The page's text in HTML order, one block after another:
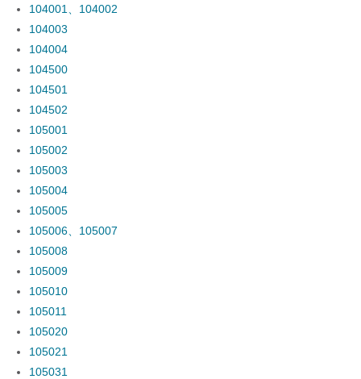
104001、104002
104003
104004
104500
104501
104502
105001
105002
105003
105004
105005
105006、105007
105008
105009
105010
105011
105020
105021
105031